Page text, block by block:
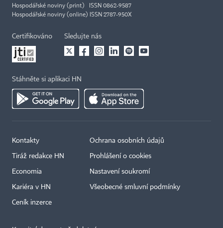
Hospodářské noviny (print) ISSN 0862-9587
Hospodářské noviny (online) ISSN 2787-950X
Certifikováno Sledujte nás
Stáhněte si aplikaci HN
Kontakty
Tiráž redakce HN
Economia
Kariéra v HN
Ceník inzerce
Ochrana osobních údajů
Prohlášení o cookies
Nastavení soukromí
Všeobecné smluvní podmínky